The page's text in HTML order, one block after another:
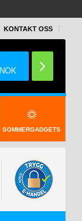
KONTAKT OSS
NOK
SOMMERGADGETS